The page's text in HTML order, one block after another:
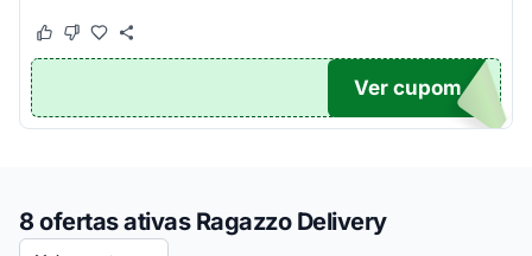
Este cupom funcionou
Este cupom não funcionou
TICO
Ver cupom
8 ofertas ativas Ragazzo Delivery